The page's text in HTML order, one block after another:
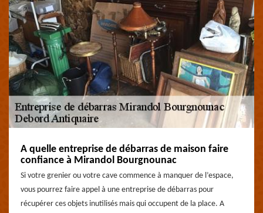
A quelle entreprise de débarras de maison faire
confiance à Mirandol Bourgnounac
Si votre grenier ou votre cave commence à manquer de l’espace,
vous pourrez faire appel à une entreprise de débarras pour
récupérer ces objets inutilisés mais qui occupent de la place. A